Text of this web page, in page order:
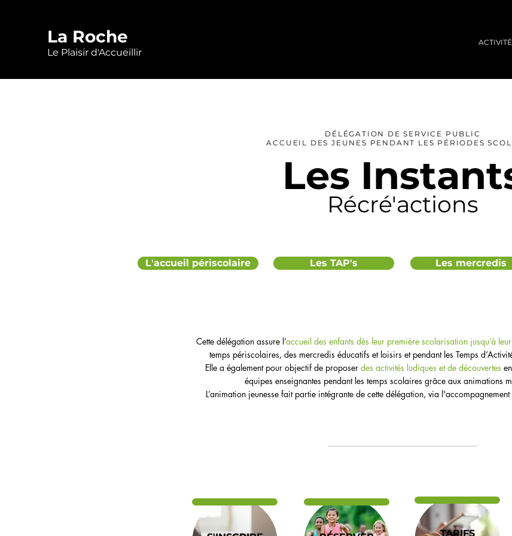
La Roche
Le Plaisir d'Accueillir
DÉLÉGATION DE SERVICE PUBLIC
ACCUEIL DES JEUNES PENDANT LES PÉRIODES
Les
Récré'actions
L'accueil périscolaire Les TAP's Les mercredis
Cette délégation assure l’accueil des enfants dès leur première scolarisation jusqu’à
temps périscolaires, des mercredis éducatifs et loisirs et pendant les Temps
Elle a également pour objectif de proposer des activités ludiques et de découvertes
équipes enseignantes pendant les temps scolaires grâce aux animations
L’animation jeunesse fait partie intégrante de cette délégation, via
TARIFS